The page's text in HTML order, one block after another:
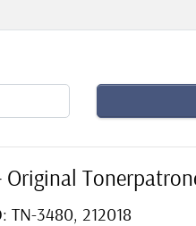
Original
TN-3480, 212018